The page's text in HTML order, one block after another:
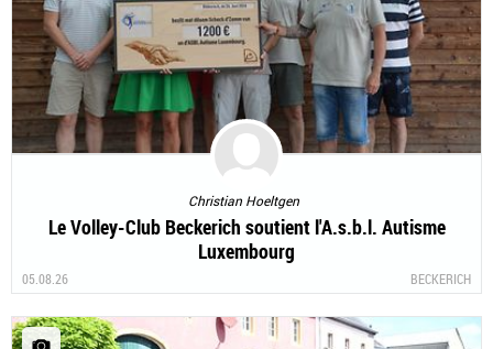
Christian Hoeltgen
Le Volley-Club Beckerich soutient l'A.s.b.l. Autisme
Luxembourg
05.08.26 BECKERICH